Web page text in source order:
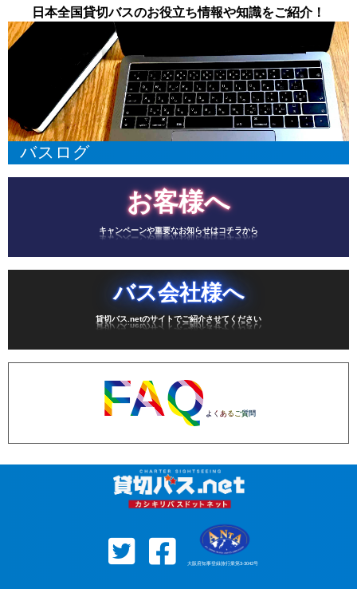
日本全国貸切バスのお役立ち情報や知識をご紹介！
バスログ
お客様へ
キャンペーンや重要なお知らせはコチラから
バス会社様へ
貸切バス.netのサイトでご紹介させてください
FAQ よくあるご質問
大阪府知事登録旅行業第3-3042号